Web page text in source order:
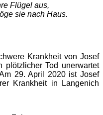
Flügel aus,
sie nach Haus.
Krankheit von Josef
plötzlicher Tod unerwartet
29. April 2020 ist Josef
Krankheit in Langenich